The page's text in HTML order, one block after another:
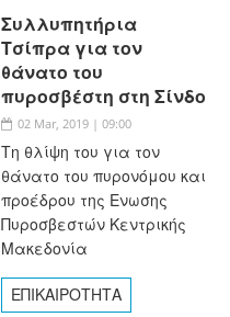
Συλλυπητήρια
Τσίπρα για τον
θάνατο του
πυροσβέστη στη Σίνδο
02 Mar, 2019 | 09:00
Τη θλίψη του για τον
θάνατο του πυρονόμου και
προέδρου της Ενωσης
Πυροσβεστών Κεντρικής
Μακεδονία
ΕΠΙΚΑΙΡΟΤΗΤΑ